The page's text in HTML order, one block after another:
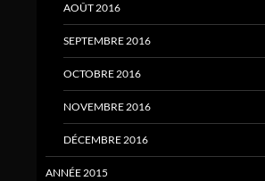
AOÛT 2016
SEPTEMBRE 2016
OCTOBRE 2016
NOVEMBRE 2016
DÉCEMBRE 2016
ANNÉE 2015